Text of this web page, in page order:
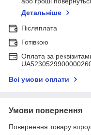
Детальніше
Післяплата
Готівкою
Оплата за
Всі умови оплати
Умови повернення
Повернення товару